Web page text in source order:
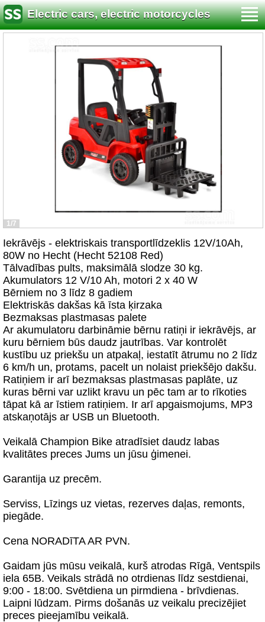
Electric cars, electric motorcycles
1/7
Iekrāvējs - elektriskais transportlīdzeklis 12V/10Ah,
80W no Hecht (Hecht 52108 Red)
Tālvadības pults, maksimālā slodze 30 kg.
Akumulators 12 V/10 Ah, motori 2 x 40 W
Bērniem no 3 līdz 8 gadiem
Elektriskās dakšas kā īsta ķirzaka
Bezmaksas plastmasas palete
Ar akumulatoru darbināmie bērnu ratiņi ir iekrāvējs, ar
kuru bērniem būs daudz jautrības. Var kontrolēt
kustību uz priekšu un atpakaļ, iestatīt ātrumu no 2 līdz
6 km/h un, protams, pacelt un nolaist priekšējo dakšu.
Ratiņiem ir arī bezmaksas plastmasas paplāte, uz
kuras bērni var uzlikt kravu un pēc tam ar to rīkoties
tāpat kā ar īstiem ratiņiem. Ir arī apgaismojums, MP3
atskaņotājs ar USB un Bluetooth.
Veikalā Champion Bike atradīsiet daudz labas
kvalitātes preces Jums un jūsu ģimenei.
Garantija uz precēm.
Serviss, Līzings uz vietas, rezerves daļas, remonts,
piegāde.
Cena NORADīTA AR PVN.
Gaidam jūs mūsu veikalā, kurš atrodas Rīgā, Ventspils
iela 65B. Veikals strādā no otrdienas līdz sestdienai,
9:00 - 18:00. Svētdiena un pirmdiena - brīvdienas.
Laipni lūdzam. Pirms došanās uz veikalu precizējiet
preces pieejamību veikalā.